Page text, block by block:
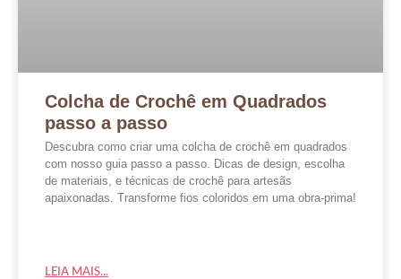
Colcha de Crochê em Quadrados
passo a passo
Descubra como criar uma colcha de crochê em quadrados
com nosso guia passo a passo. Dicas de design, escolha
de materiais, e técnicas de crochê para artesãs
apaixonadas. Transforme fios coloridos em uma obra-prima!
LEIA MAIS...